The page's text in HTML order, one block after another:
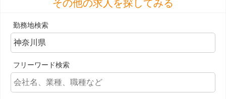
その他の求人を探してみる
勤務地検索
フリーワード検索